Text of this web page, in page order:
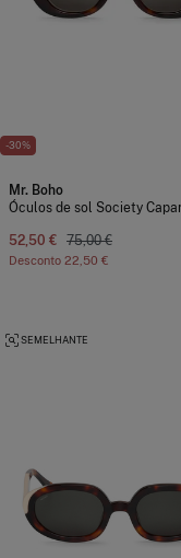
-30%
Mr. Boho
52,50 € 75,00 €
Desconto 22,50 €
SEMELHANTE